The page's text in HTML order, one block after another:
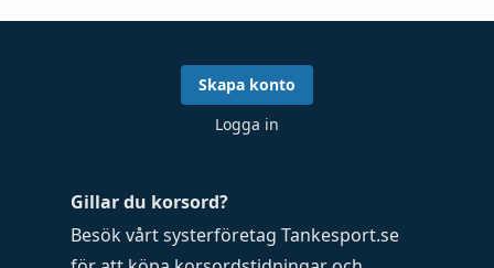
Gillar du korsord?
Besök vårt systerföretag Tankesport.se
Skapa konto
Logga in